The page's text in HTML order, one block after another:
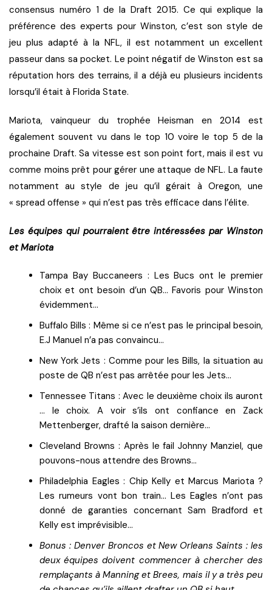
consensus numéro 1 de la Draft 2015. Ce qui explique la
préférence des experts pour Winston, c’est son style de
jeu plus adapté à la NFL, il est notamment un excellent
passeur dans sa pocket. Le point négatif de Winston est sa
réputation hors des terrains, il a déjà eu plusieurs incidents
lorsqu’il était à Florida State.
Mariota, vainqueur du trophée Heisman en 2014 est
également souvent vu dans le top 10 voire le top 5 de la
prochaine Draft. Sa vitesse est son point fort, mais il est vu
comme moins prêt pour gérer une attaque de NFL. La faute
notamment au style de jeu qu’il gérait à Oregon, une
« spread offense » qui n’est pas très efficace dans l’élite.
Les équipes qui pourraient être intéressées par Winston
et Mariota
Tampa Bay Buccaneers : Les Bucs ont le premier
choix et ont besoin d’un QB… Favoris pour Winston
évidemment…
Buffalo Bills : Même si ce n’est pas le principal besoin,
E.J Manuel n’a pas convaincu…
New York Jets : Comme pour les Bills, la situation au
poste de QB n’est pas arrêtée pour les Jets…
Tennessee Titans : Avec le deuxième choix ils auront
… le choix. A voir s’ils ont confiance en Zack
Mettenberger, drafté la saison dernière…
Cleveland Browns : Après le fail Johnny Manziel, que
pouvons-nous attendre des Browns…
Philadelphia Eagles : Chip Kelly et Marcus Mariota ?
Les rumeurs vont bon train… Les Eagles n’ont pas
donné de garanties concernant Sam Bradford et
Kelly est imprévisible…
Bonus : Denver Broncos et New Orleans Saints : les
deux équipes doivent commencer à chercher des
remplaçants à Manning et Brees, mais il y a très peu